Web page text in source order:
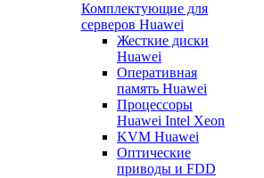
Комплектующие для
серверов Huawei
Жесткие диски
Huawei
Оперативная
память Huawei
Процессоры
Huawei Intel Xeon
KVM Huawei
Оптические
приводы и FDD